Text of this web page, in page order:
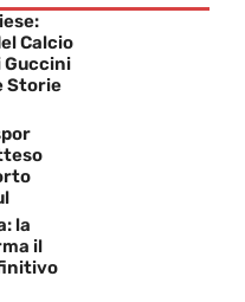
Calcio
Guccini
Storie
la
il